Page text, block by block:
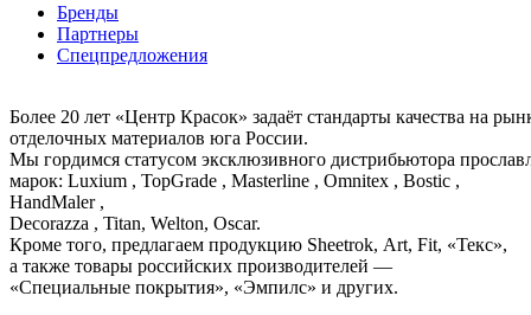
Бренды
Партнеры
Спецпредложения
Более 20 лет «Центр Красок» задаёт стандарты качества на
отделочных материалов юга России.
Мы гордимся статусом эксклюзивного дистрибьютора
марок: Luxium , TopGrade , Masterline , Omnitex , Bostic ,
HandMaler ,
Decorazza , Titan, Welton, Oscar.
Кроме того, предлагаем продукцию Sheetrok, Art, Fit, «Текс»,
а также товары российских производителей —
«Специальные покрытия», «Эмпилс» и других.